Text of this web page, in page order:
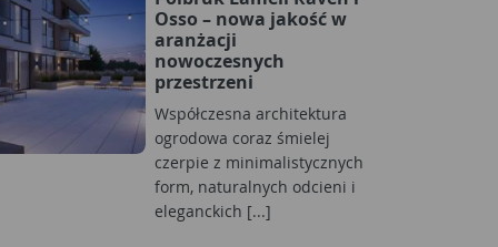
Osso – nowa jakość w
aranżacji
nowoczesnych
przestrzeni
Współczesna architektura
ogrodowa coraz śmielej
czerpie z minimalistycznych
form, naturalnych odcieni i
eleganckich [...]